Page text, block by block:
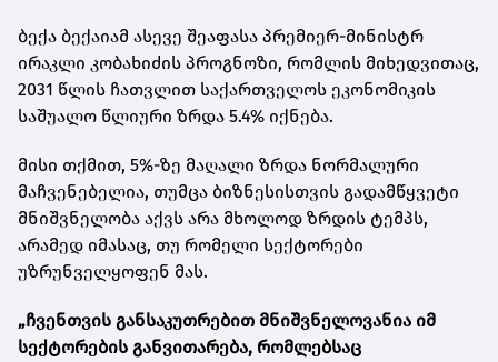
ბექა ბექაიამ ასევე შეაფასა პრემიერ-მინისტრ
ირაკლი კობახიძის პროგნოზი, რომლის მიხედვითაც,
2031 წლის ჩათვლით საქართველოს ეკონომიკის
საშუალო წლიური ზრდა 5.4% იქნება.
მისი თქმით, 5%-ზე მაღალი ზრდა ნორმალური
მაჩვენებელია, თუმცა ბიზნესისთვის გადამწყვეტი
მნიშვნელობა აქვს არა მხოლოდ ზრდის ტემპს,
არამედ იმასაც, თუ რომელი სექტორები
უზრუნველყოფენ მას.
„ჩვენთვის განსაკუთრებით მნიშვნელოვანია იმ
სექტორების განვითარება, რომლებსაც